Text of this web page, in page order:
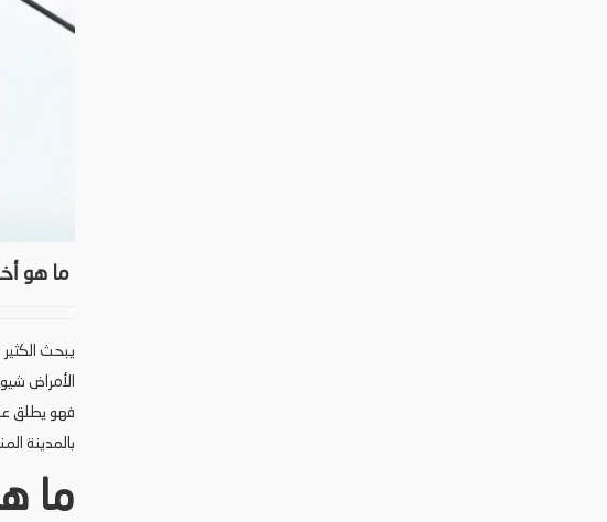
ما هو
يبحث
الأمراض
فهو يطلق
بالمدينة
ما